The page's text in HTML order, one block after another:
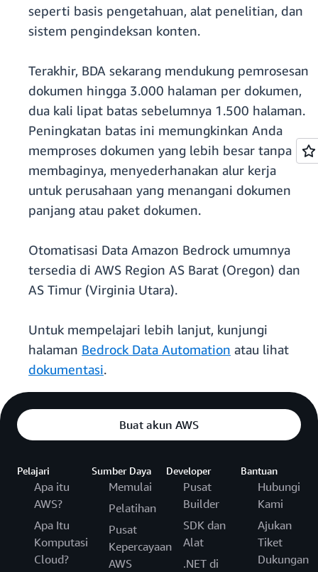
seperti basis pengetahuan, alat penelitian, dan
sistem pengindeksan konten.
Terakhir, BDA sekarang mendukung pemrosesan
dokumen hingga 3.000 halaman per dokumen,
dua kali lipat batas sebelumnya 1.500 halaman.
Peningkatan batas ini memungkinkan Anda
memproses dokumen yang lebih besar tanpa
membaginya, menyederhanakan alur kerja
untuk perusahaan yang menangani dokumen
panjang atau paket dokumen.
Otomatisasi Data Amazon Bedrock umumnya
tersedia di AWS Region AS Barat (Oregon) dan
AS Timur (Virginia Utara).
Untuk mempelajari lebih lanjut, kunjungi
halaman Bedrock Data Automation atau lihat
dokumentasi.
Buat akun AWS
Pelajari
Apa itu
AWS?
Apa Itu
Komputasi
Cloud?
Sumber Daya
Memulai
Pelatihan
Pusat
Kepercayaan
AWS
Developer
Pusat
Builder
SDK dan
Alat
.NET di
Bantuan
Hubungi
Kami
Ajukan
Tiket
Dukungan